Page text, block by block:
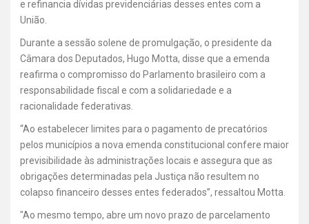
e refinancia dívidas previdenciárias desses entes com a
União.
Durante a sessão solene de promulgação, o presidente da
Câmara dos Deputados, Hugo Motta, disse que a emenda
reafirma o compromisso do Parlamento brasileiro com a
responsabilidade fiscal e com a solidariedade e a
racionalidade federativas.
“Ao estabelecer limites para o pagamento de precatórios
pelos municípios a nova emenda constitucional confere maior
previsibilidade às administrações locais e assegura que as
obrigações determinadas pela Justiça não resultem no
colapso financeiro desses entes federados”, ressaltou Motta.
"Ao mesmo tempo, abre um novo prazo de parcelamento